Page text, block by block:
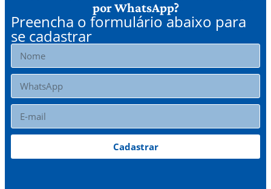
por WhatsApp?
Preencha o formulário abaixo para
se cadastrar
Cadastrar